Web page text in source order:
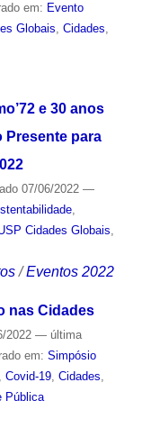
em: Evento
Globais, Cidades,
e 30 anos
Presente para
07/06/2022 —
,
Cidades Globais
/Eventos 2022
nas Cidades
2022 — última
em: Simpósio
Covid-19, Cidades
Pública